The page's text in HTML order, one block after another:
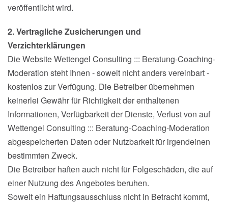
veröffentlicht wird.
2. Vertragliche Zusicherungen und
Verzichterklärungen
Die Website Wettengel Consulting ::: Beratung-Coaching-
Moderation steht Ihnen - soweit nicht anders vereinbart -
kostenlos zur Verfügung. Die Betreiber übernehmen
keinerlei Gewähr für Richtigkeit der enthaltenen
Informationen, Verfügbarkeit der Dienste, Verlust von auf
Wettengel Consulting ::: Beratung-Coaching-Moderation
abgespeicherten Daten oder Nutzbarkeit für irgendeinen
bestimmten Zweck.
Die Betreiber haften auch nicht für Folgeschäden, die auf
einer Nutzung des Angebotes beruhen.
Soweit ein Haftungsausschluss nicht in Betracht kommt,